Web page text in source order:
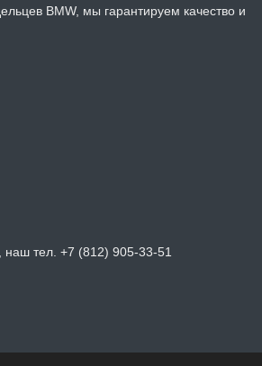
BMW, мы гарантируем качество и
тел. +7 (812) 905-33-51